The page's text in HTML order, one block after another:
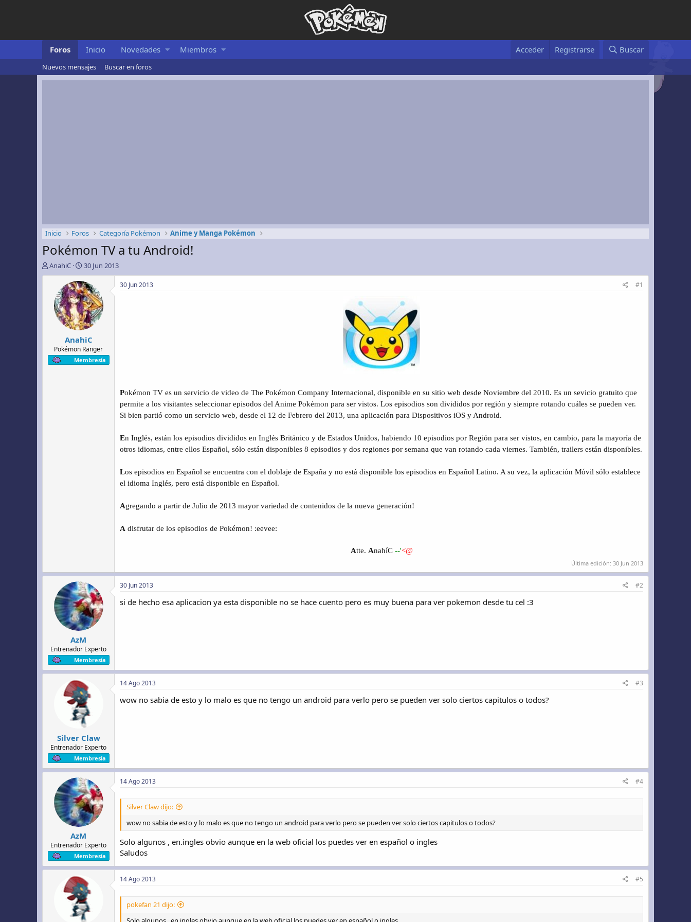
Foros Inicio Novedades Miembros Acceder Registrarse Buscar
Nuevos mensajes Buscar en foros
Inicio Foros Categoría Pokémon Anime y Manga Pokémon
Pokémon TV a tu Android!
A
u
AnahiC
F
e
c
h
a
d
e
i
n
i
c
i
30 Jun 2013
AnahiC
Pokémon Ranger
Membresía
30 Jun 2013 #1
Pokémon TV es un servicio de video de The Pokémon Company Internacional, disponible en su sitio web desde Noviembre del 2010. Es un sevicio gratuito que
permite a los visitantes seleccionar episodos del Anime Pokémon para ser vistos. Los episodios son divididos por región y siempre rotando cuáles se pueden ver.
Si bien partió como un servicio web, desde el 12 de Febrero del 2013, una aplicación para Dispositivos iOS y Android.
En Inglés, están los episodios divididos en Inglés Británico y de Estados Unidos, habiendo 10 episodios por Región para ser vistos, en cambio, para la mayoría de
otros idiomas, entre ellos Español, sólo están disponibles 8 episodios y dos regiones por semana que van rotando cada viernes. También, trailers están disponibles.
Los episodios en Español se encuentra con el doblaje de España y no está disponible los episodios en Español Latino. A su vez, la aplicación Móvil sólo establece
el idioma Inglés, pero está disponible en Español.
Agregando a partir de Julio de 2013 mayor variedad de contenidos de la nueva generación!
A disfrutar de los episodios de Pokémon! :eevee:
Atte. AnahíC --'<@
Última edición: 30 Jun 2013
AzM
Entrenador Experto
Membresía
30 Jun 2013 #2
si de hecho esa aplicacion ya esta disponible no se hace cuento pero es muy buena para ver pokemon desde tu cel :3
Silver Claw
Entrenador Experto
Membresía
14 Ago 2013 #3
wow no sabia de esto y lo malo es que no tengo un android para verlo pero se pueden ver solo ciertos capitulos o todos?
AzM
Entrenador Experto
Membresía
14 Ago 2013 #4
Silver Claw dijo:
wow no sabia de esto y lo malo es que no tengo un android para verlo pero se pueden ver solo ciertos capitulos o todos?
Solo algunos , en.ingles obvio aunque en la web oficial los puedes ver en español o ingles
Saludos
14 Ago 2013 #5
pokefan 21 dijo: